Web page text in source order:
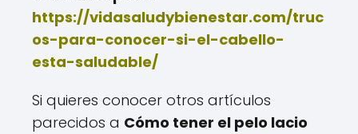
https://vidasaludybienestar.com/truc
os-para-conocer-si-el-cabello-
esta-saludable/
Si quieres conocer otros artículos
parecidos a Cómo tener el pelo lacio